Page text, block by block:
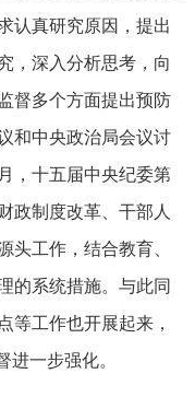
认真研究原因，提出
，深入分析思考，向
督多个方面提出预防
和中央政治局会议讨
，十五届中央纪委第
政制度改革、干部人
头工作，结合教育、
的系统措施。与此同
等工作也开展起来，
进一步强化。